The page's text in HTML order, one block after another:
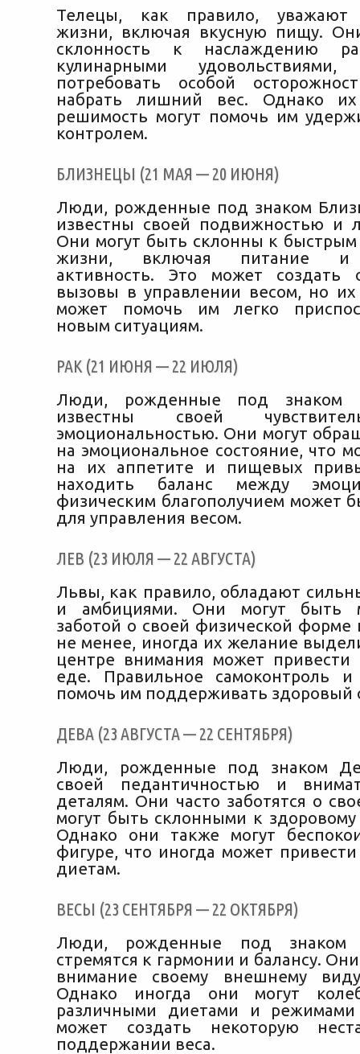
Телецы, как правило, уважают
жизни, включая вкусную пищу.
склонность к наслаждению
кулинарными
потребовать особой
набрать лишний вес. Однако
решимость могут помочь им
контролем.
БЛИЗНЕЦЫ (21 МАЯ — 20 ИЮНЯ)
Люди, рожденные под знаком
известны своей подвижностью и
Они могут быть склонны к
жизни, включая питание и
активность. Это может создать
вызовы в управлении весом, но их
может помочь им легко
новым ситуациям.
РАК (21 ИЮНЯ — 22 ИЮЛЯ)
Люди, рожденные под знаком
известны своей
эмоциональностью. Они могут
на эмоциональное состояние, что
на их аппетите и пищевых
находить баланс между
физическим благополучием может
для управления весом.
ЛЕВ (23 ИЮЛЯ — 22 АВГУСТА)
Львы, как правило, обладают
и амбициями. Они могут быть
заботой о своей физической
не менее, иногда их желание
центре внимания может привести
еде. Правильное самоконтроль и
помочь им поддерживать здоровый
ДЕВА (23 АВГУСТА — 22 СЕНТЯБРЯ)
Люди, рожденные под знаком
своей педантичностью и
деталям. Они часто заботятся о
могут быть склонными к
Однако они также могут
фигуре, что иногда может
диетам.
ВЕСЫ (23 СЕНТЯБРЯ — 22 ОКТЯБРЯ)
Люди, рожденные под знаком
стремятся к гармонии и балансу.
внимание своему внешнему
Однако иногда они могут
различными диетами и
может создать некоторую
поддержании веса.